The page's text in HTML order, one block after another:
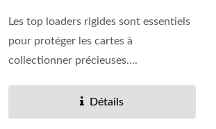
Les top loaders rigides sont essentiels
pour protéger les cartes à
collectionner précieuses....
Détails